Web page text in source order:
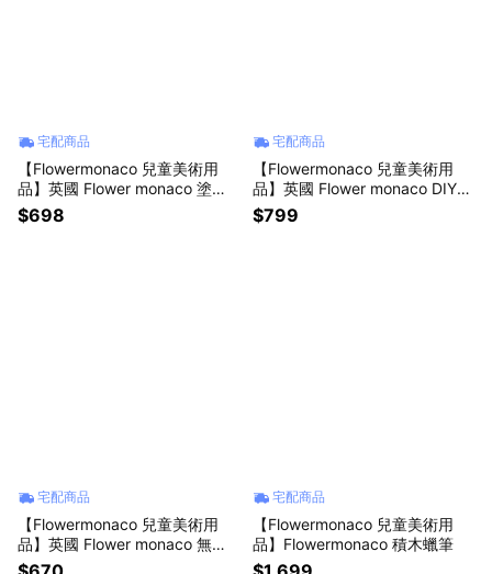
宅配商品
【Flowermonaco 兒童美術用
品】英國 Flower monaco 塗鴉
套裝組
$698
宅配商品
【Flowermonaco 兒童美術用
品】英國 Flower monaco DIY創
意紙屋｜彩繪紙屋
$799
宅配商品
【Flowermonaco 兒童美術用
品】英國 Flower monaco 無木
環保彩鉛筆
宅配商品
【Flowermonaco 兒童美術用
品】Flowermonaco 積木蠟筆